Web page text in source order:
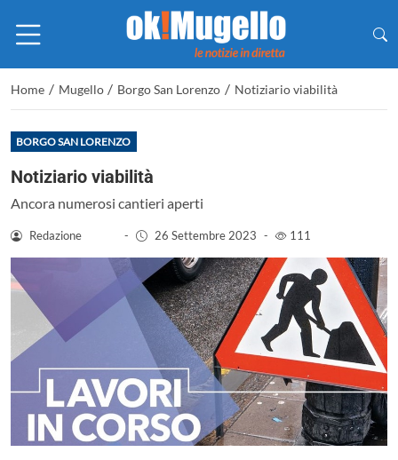
Home / Mugello / Borgo San Lorenzo / Notiziario viabilità
BORGO SAN LORENZO
Notiziario viabilità
Ancora numerosi cantieri aperti
Redazione - 26 Settembre 2023 - 111